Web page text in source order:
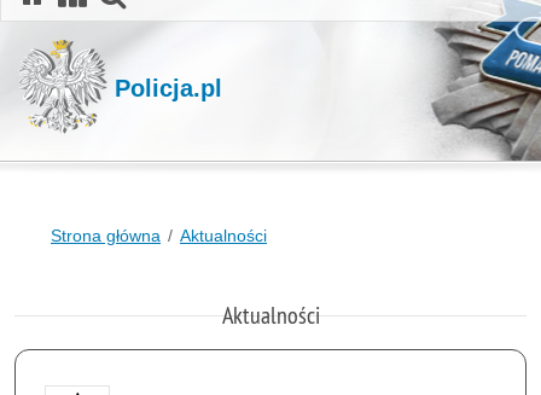
Policja.pl
Strona główna Aktualności
Aktualności